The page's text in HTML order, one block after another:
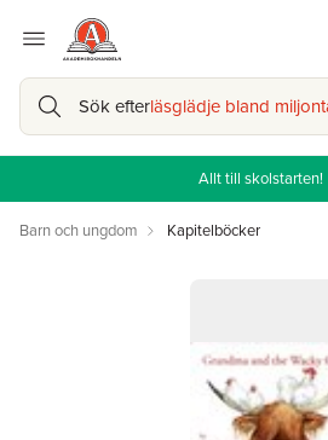
Sök efterläsglädje bland
Allt till
Barn och ungdom Kapitelböcker